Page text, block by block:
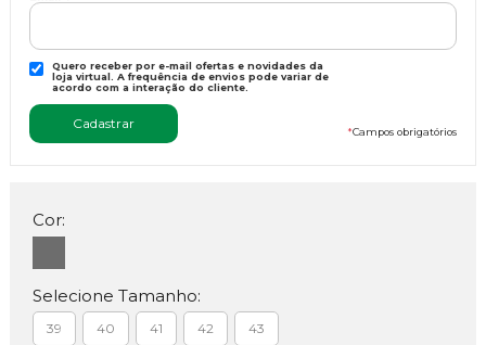
Quero receber por e-mail ofertas e novidades da
loja virtual. A frequência de envios pode variar de
acordo com a interação do cliente.
*Campos obrigatórios
Cor:
Selecione Tamanho:
39 40 41 42 43